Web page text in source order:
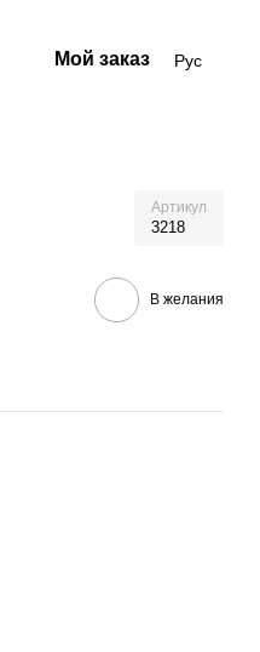
Мой заказ Рус
Артикул
3218
В желания